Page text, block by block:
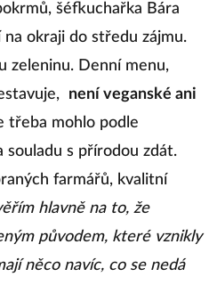
šéfkuchařka Bára
okraji do středu zájmu.
zeleninu. Denní menu,
není veganské ani
třeba mohlo podle
souladu s přírodou zdát.
farmářů, kvalitní
hlavně na to, že
původem, které vznikly
něco navíc, co se nedá